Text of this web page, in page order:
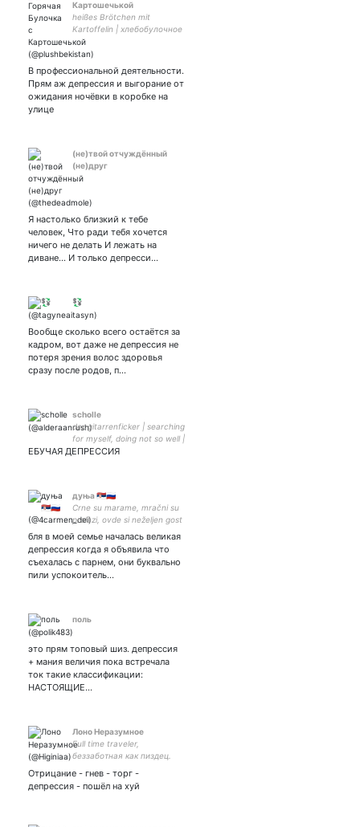
Картошечькой
heißes Brötchen mit
Kartoffelin | хлебобулочное
изделие с Корнеплодиком
создатель
В профессиональной деятельности.
Прям аж депрессия и выгорание от
ожидания ночёвки в коробке на
улице
(не)твой отчуждённый
(не)друг
Я настолько близкий к тебе
человек, Что ради тебя хочется
ничего не делать И лежать на
диване... И только депресси…
💱
Вообще сколько всего остаётся за
кадром, вот даже не депрессия не
потеря зрения волос здоровья
сразу после родов, п…
scholle
der gitarrenficker | searching
for myself, doing not so well |
my japan travel photos -
ЕБУЧАЯ ДЕПРЕССИЯ
дуња 🇷🇸🇷🇺
Crne su marame, mračni su
prolazi, ovde si neželjen gost
| i love xiaoven | entp
бля в моей семье началась великая
депрессия когда я объявила что
съехалась с парнем, они буквально
пили успокоитель…
поль
это прям топовый шиз. депрессия
+ мания величия пока встречала
ток такие классификации:
НАСТОЯЩИЕ…
Лоно Неразумное
Full time traveler,
беззаботная как пиздец.
вынуждены подчиниться
закону кармы.
Отрицание - гнев - торг -
депрессия - пошёл на хуй